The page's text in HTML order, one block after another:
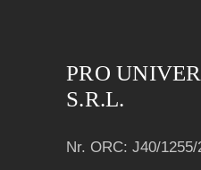
PRO
S.R.L.
Nr. ORC: J40/1255/